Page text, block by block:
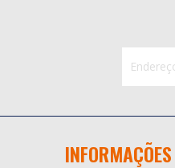
nossa
Newsletter:
INFORMAÇÕES